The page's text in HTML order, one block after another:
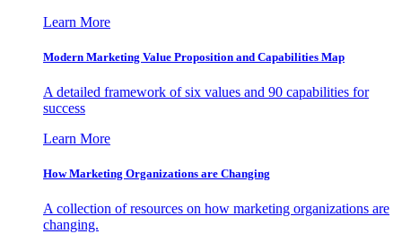
Learn More
Modern Marketing Value Proposition and Capabilities Map
A detailed framework of six values and 90 capabilities for
success
Learn More
How Marketing Organizations are Changing
A collection of resources on how marketing organizations are
changing.